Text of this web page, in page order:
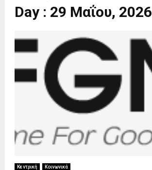
Day : 29 Μαΐου, 2026
Κεντρική Κοινωνικά